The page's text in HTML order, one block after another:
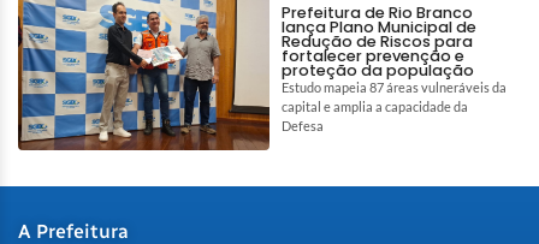
Prefeitura de Rio Branco
lança Plano Municipal de
Redução de Riscos para
fortalecer prevenção e
proteção da população
Estudo mapeia 87 áreas vulneráveis da
capital e amplia a capacidade da
Defesa
A Prefeitura